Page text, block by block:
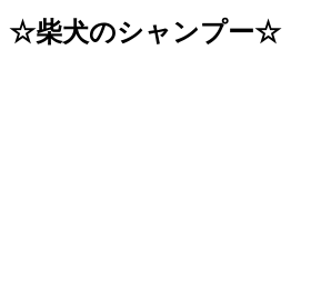
☆柴犬のシャンプー☆